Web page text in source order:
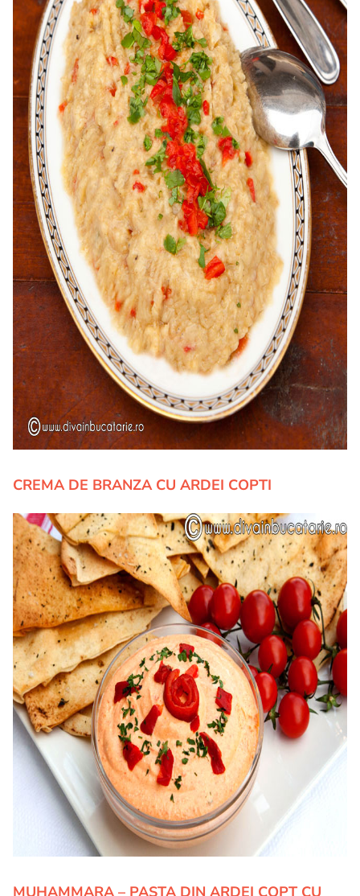
CREMA DE BRANZA CU ARDEI COPTI
MUHAMMARA – PASTA DIN ARDEI COPT CU